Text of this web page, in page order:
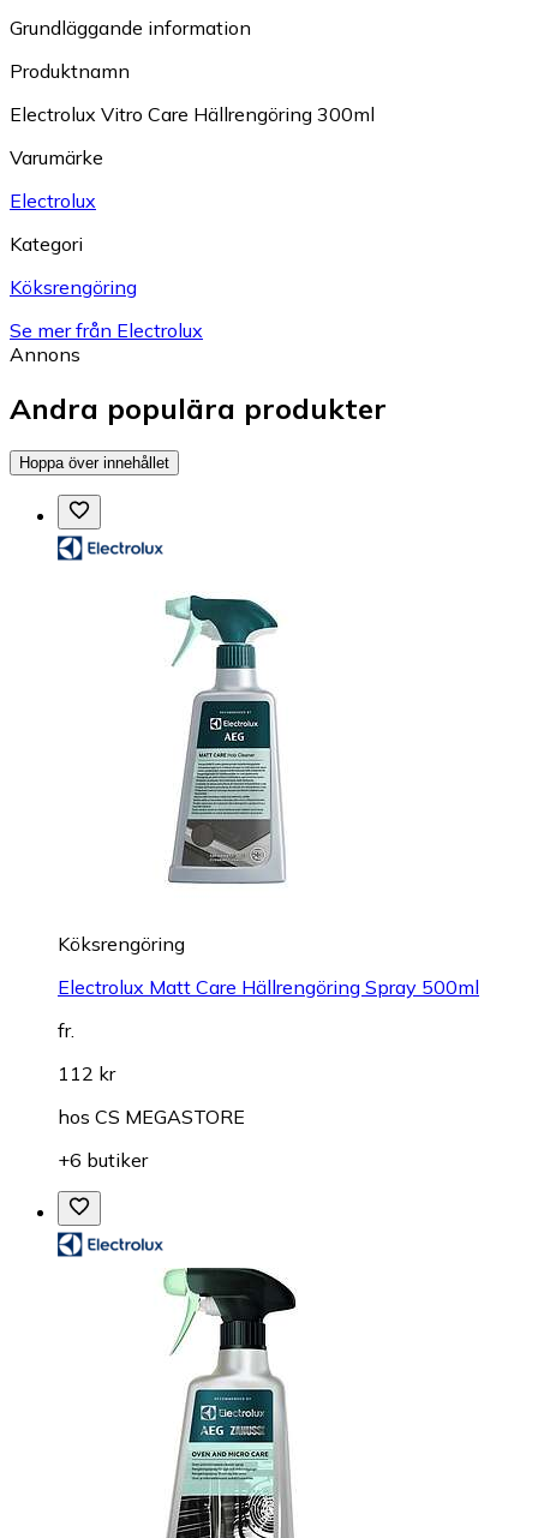
Grundläggande information
Produktnamn
Electrolux Vitro Care Hällrengöring 300ml
Varumärke
Electrolux
Kategori
Köksrengöring
Se mer från Electrolux
Annons
Andra populära produkter
Hoppa över innehållet
Köksrengöring
Electrolux Matt Care Hällrengöring Spray 500ml
fr.
112 kr
hos CS MEGASTORE
+6 butiker